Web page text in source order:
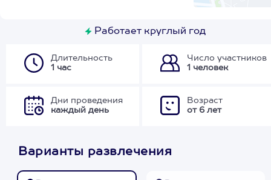
Работает круглый год
Длительность
1 час
Число участников
1 человек
Дни проведения
каждый день
Возраст
от 6 лет
Варианты развлечения